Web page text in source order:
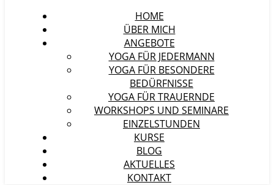
HOME
ÜBER MICH
ANGEBOTE
YOGA FÜR JEDERMANN
YOGA FÜR BESONDERE
BEDÜRFNISSE
YOGA FÜR TRAUERNDE
WORKSHOPS UND SEMINARE
EINZELSTUNDEN
KURSE
BLOG
AKTUELLES
KONTAKT